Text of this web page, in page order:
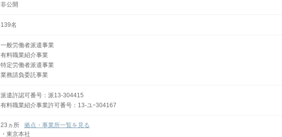
非公開
139名
一般労働者派遣事業
有料職業紹介事業
特定労働者派遣事業
業務請負委託事業
派遣許認可番号：派13-304415
有料職業紹介事業許可番号：13-ユｰ304167
23ヵ所
拠点・事業所一覧を見る
・東京本社